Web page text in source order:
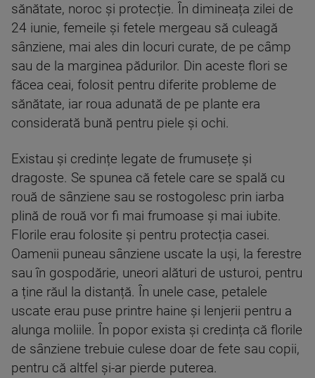
sănătate, noroc și protecție. În dimineața zilei de
24 iunie, femeile și fetele mergeau să culeagă
sânziene, mai ales din locuri curate, de pe câmp
sau de la marginea pădurilor. Din aceste flori se
făcea ceai, folosit pentru diferite probleme de
sănătate, iar roua adunată de pe plante era
considerată bună pentru piele și ochi.
Existau și credințe legate de frumusețe și
dragoste. Se spunea că fetele care se spală cu
rouă de sânziene sau se rostogolesc prin iarba
plină de rouă vor fi mai frumoase și mai iubite.
Florile erau folosite și pentru protecția casei.
Oamenii puneau sânziene uscate la uși, la ferestre
sau în gospodărie, uneori alături de usturoi, pentru
a ține răul la distanță. În unele case, petalele
uscate erau puse printre haine și lenjerii pentru a
alunga moliile. În popor exista și credința că florile
de sânziene trebuie culese doar de fete sau copii,
pentru că altfel și-ar pierde puterea.